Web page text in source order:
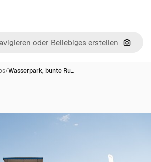
Nach
/Wasserpark, bunte Ru…